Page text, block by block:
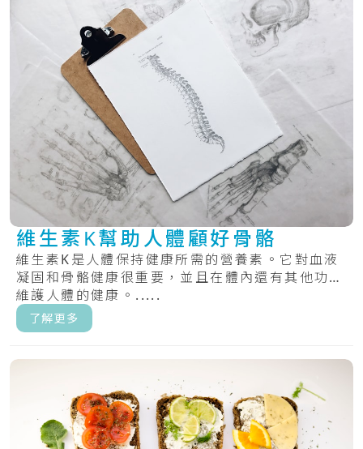
維生素K幫助人體顧好骨骼
維生素K是人體保持健康所需的營養素。它對血液
凝固和骨骼健康很重要，並且在體內還有其他功能
維護人體的健康。.....
了解更多